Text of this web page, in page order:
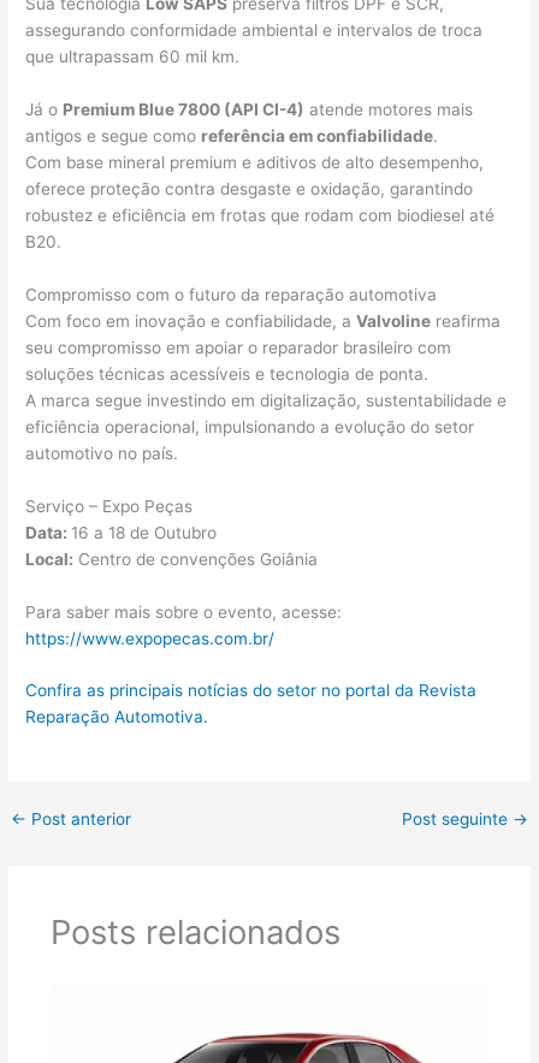
assegurando conformidade ambiental e intervalos de troca
que ultrapassam 60 mil km.
Já o Premium Blue 7800 (API CI-4) atende motores mais
antigos e segue como referência em confiabilidade.
Com base mineral premium e aditivos de alto desempenho,
oferece proteção contra desgaste e oxidação, garantindo
robustez e eficiência em frotas que rodam com biodiesel até
B20.
Compromisso com o futuro da reparação automotiva
Com foco em inovação e confiabilidade, aValvoline reafirma
seu compromisso em apoiar o reparador brasileiro com
soluções técnicas acessíveis e tecnologia de ponta.
A marca segue investindo em digitalização, sustentabilidade e
eficiência operacional, impulsionando a evolução do setor
automotivo no país.
Serviço – Expo Peças
Data: 16 a 18 de Outubro
Local: Centro de convenções Goiânia
Para saber mais sobre o evento, acesse:
https://www.expopecas.com.br/
Confira as principais notícias do setor no portal da Revista
Reparação Automotiva.
← Post anterior Post seguinte →
Posts relacionados